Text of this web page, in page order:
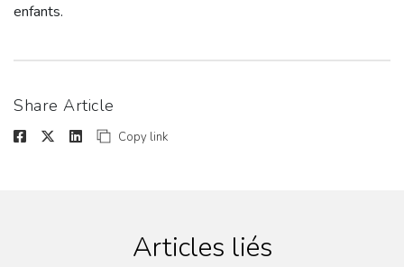
enfants.
Share Article
Copy link
Articles liés